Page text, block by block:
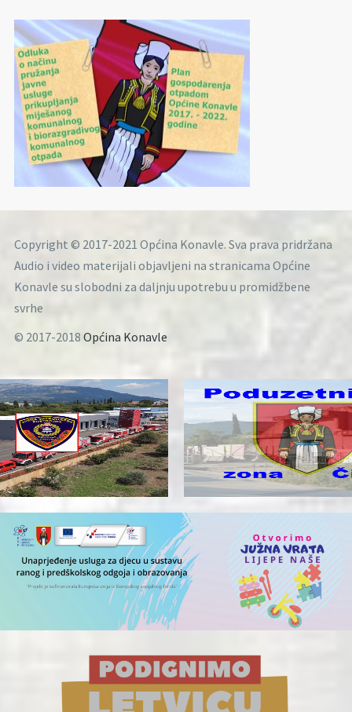
Copyright © 2017-2021 Općina Konavle. Sva prava pridržana
Audio i video materijali objavljeni na stranicama Općine
Konavle su slobodni za daljnju upotrebu u promidžbene
svrhe
© 2017-2018 Općina Konavle